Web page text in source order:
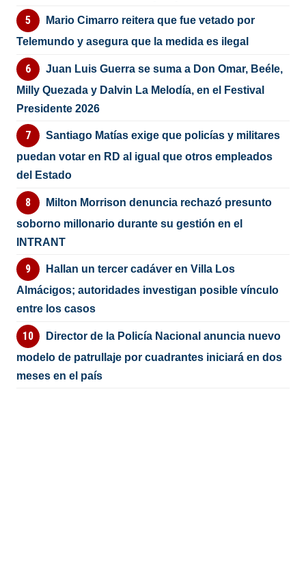
Mario Cimarro reitera que fue vetado por
Telemundo y asegura que la medida es ilegal
Juan Luis Guerra se suma a Don Omar, Beéle,
Milly Quezada y Dalvin La Melodía, en el Festival
Presidente 2026
Santiago Matías exige que policías y militares
puedan votar en RD al igual que otros empleados
del Estado
Milton Morrison denuncia rechazó presunto
soborno millonario durante su gestión en el
INTRANT
Hallan un tercer cadáver en Villa Los
Almácigos; autoridades investigan posible vínculo
entre los casos
Director de la Policía Nacional anuncia nuevo
modelo de patrullaje por cuadrantes iniciará en dos
meses en el país